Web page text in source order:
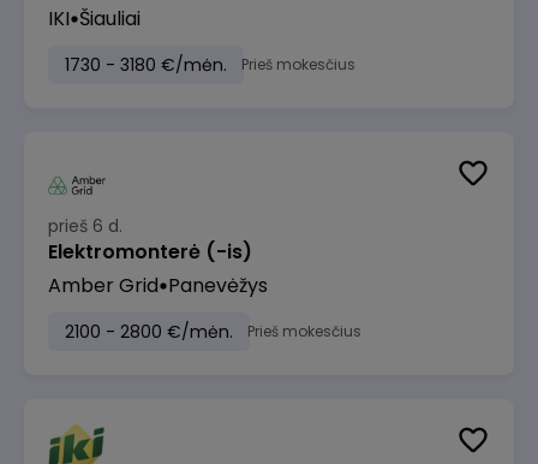
IKI Šiauliai
1730 - 3180 €/mėn. Prieš mokesčius
prieš 6 d.
Elektromonterė (-is)
Amber Grid Panevėžys
2100 - 2800 €/mėn. Prieš mokesčius